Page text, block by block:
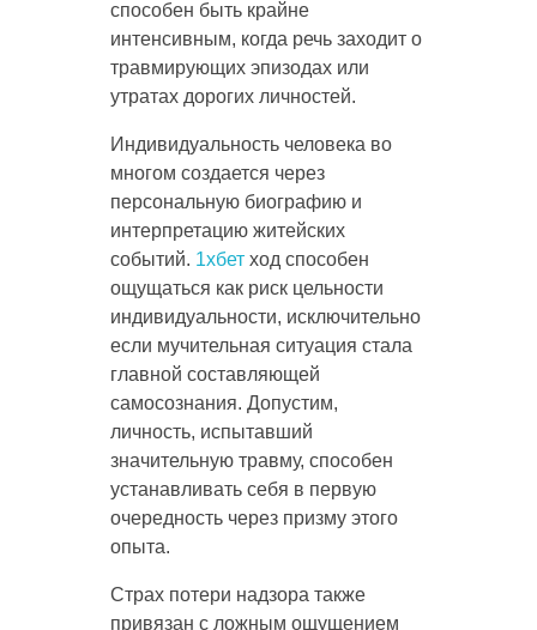
способен быть крайне
интенсивным, когда речь заходит о
травмирующих эпизодах или
утратах дорогих личностей.
Индивидуальность человека во
многом создается через
персональную биографию и
интерпретацию житейских
событий. 1хбетход способен
ощущаться как риск цельности
индивидуальности, исключительно
если мучительная ситуация стала
главной составляющей
самосознания. Допустим,
личность, испытавший
значительную травму, способен
устанавливать себя в первую
очередность через призму этого
опыта.
Страх потери надзора также
привязан с ложным ощущением